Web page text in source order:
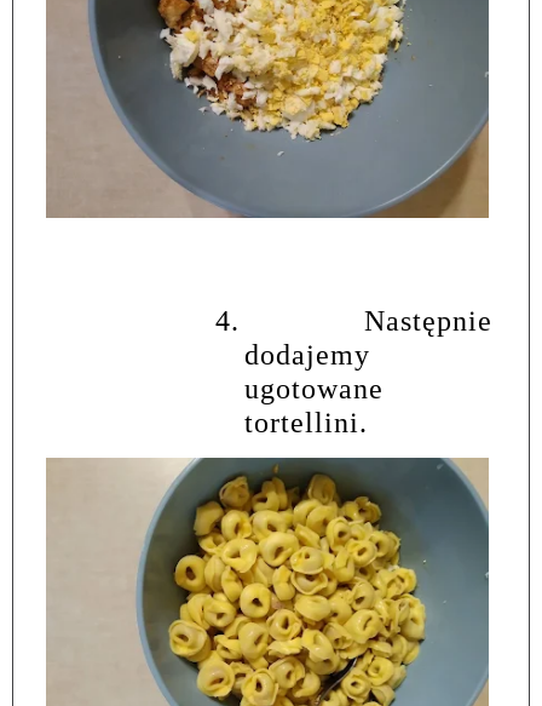
4.
Następnie
dodajemy
ugotowane
tortellini.